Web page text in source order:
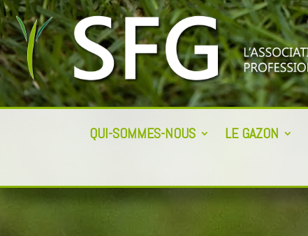
QUI-SOMMES-NOUS LE GAZON